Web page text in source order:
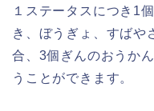
１ステータスにつき1
き、ぼうぎょ、すばや
合、3個ぎんのおうか
うことができます。